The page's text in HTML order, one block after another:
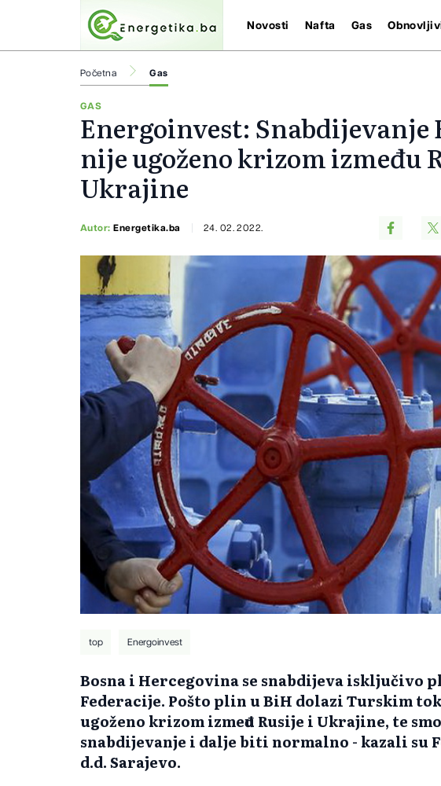
Novosti Nafta Gas
Početna Gas
GAS
Energoinvest:
nije ugoženo krizom između
Ukrajine
Autor:Energetika.ba 24. 02. 2022.
top Energoinvest
Bosna i Hercegovina se snabdijeva isključivo
Federacije. Pošto plin u BiH dolazi Turskim
ugoženo krizom između Rusije i Ukrajine, te
snabdijevanje i dalje biti normalno - kazali su
d.d. Sarajevo.